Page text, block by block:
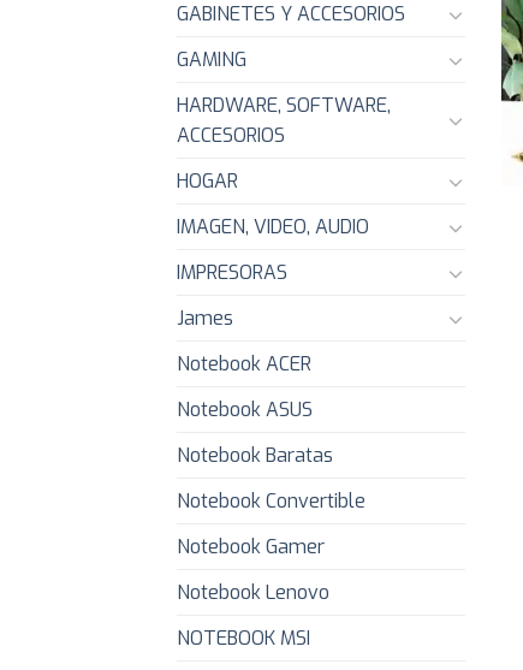
GABINETES Y ACCESORIOS
GAMING
HARDWARE, SOFTWARE,
ACCESORIOS
HOGAR
IMAGEN, VIDEO, AUDIO
IMPRESORAS
James
Notebook ACER
Notebook ASUS
Notebook Baratas
Notebook Convertible
Notebook Gamer
Notebook Lenovo
NOTEBOOK MSI